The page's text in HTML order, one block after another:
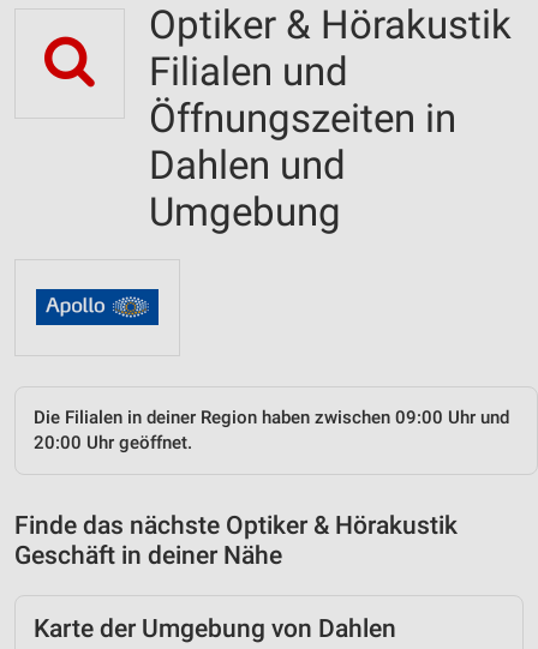
Optiker & Hörakustik
Filialen und
Öffnungszeiten in
Dahlen und
Umgebung
Die Filialen in deiner Region haben zwischen 09:00 Uhr und
20:00 Uhr geöffnet.
Finde das nächste Optiker & Hörakustik
Geschäft in deiner Nähe
Karte der Umgebung von Dahlen